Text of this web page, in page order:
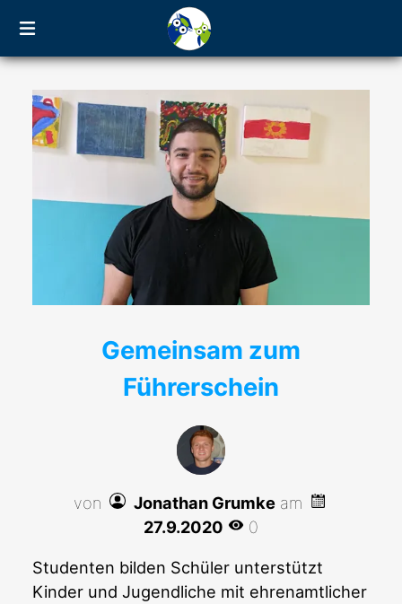
Gemeinsam zum
Führerschein
von Jonathan Grumke am
27.9.2020
0
Studenten bilden Schüler unterstützt
Kinder und Jugendliche mit ehrenamtlicher